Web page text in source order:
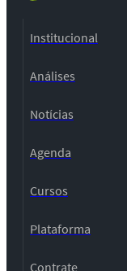
Institucional
Análises
Notícias
Agenda
Cursos
Plataforma
Contrate